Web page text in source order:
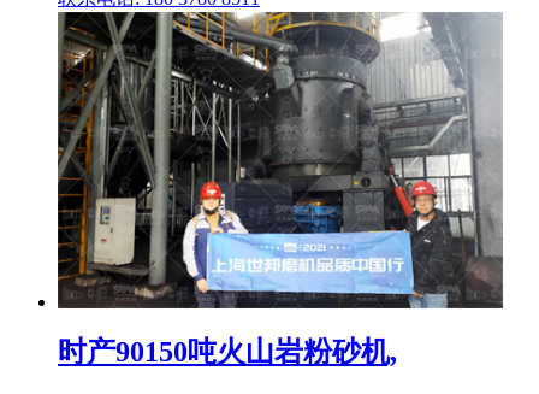
时产90150吨火山岩粉砂机,